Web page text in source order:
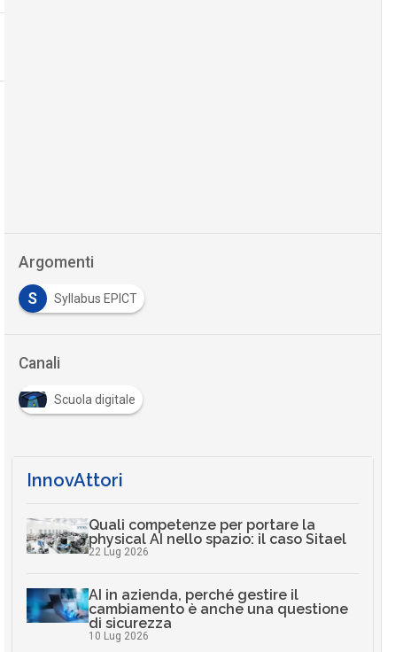
Argomenti
S Syllabus EPICT
Canali
Scuola digitale
InnovAttori
Quali competenze per portare la
physical AI nello spazio: il caso Sitael
22 Lug 2026
AI in azienda, perché gestire il
cambiamento è anche una questione
di sicurezza
10 Lug 2026